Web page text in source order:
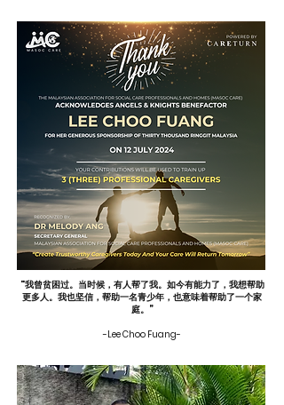
"我曾贫困过。当时候，有人帮了我。如今有能力了，我想帮助
更多人。我也坚信，帮助一名青少年，也意味着帮助了一个家
庭。”
-Lee Choo Fuang-